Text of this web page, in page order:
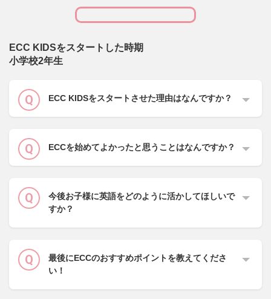
ECC KIDSをスタートした時期
小学校2年生
ECC KIDSをスタートさせた理由はなんですか？
ECCを始めてよかったと思うことはなんですか？
今後お子様に英語をどのように活かしてほしいで
すか？
最後にECCのおすすめポイントを教えてくださ
い！